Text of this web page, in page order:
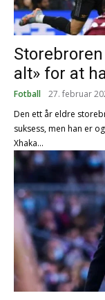
alt» for at
Fotball 27. februar
Den ett år eldre
suksess, men han er
Xhaka...